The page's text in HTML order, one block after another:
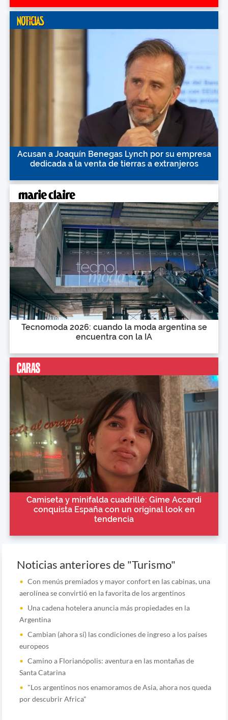
Acusan a Joaquín Benegas Lynch por su empresa
dedicada a la venta de tierras a extranjeros
Tecnomoda 2026: cuando la moda argentina se
encuentra con la IA
Camiseta y minifalda cuadrillé: Gime Accardi
conquista España con un original look en
tendencia
Noticias anteriores de "Turismo"
Con menús premiados y mayor confort en las cabinas, una
aerolínea se convirtió en la favorita de los argentinos
Una cadena hotelera anuncia más propiedades en la
Argentina
Cambian (ahora sí) las condiciones de ingreso a los países
europeos
Camino a Florianópolis: aventura en las montañas de
Santa Catarina
"Los argentinos nos enamoramos de Asia, ahora nos queda
por descubrir Africa"